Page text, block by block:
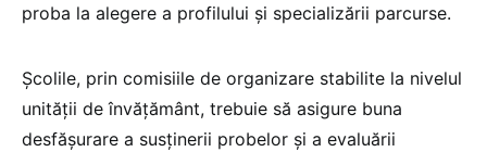
proba la alegere a profilului şi specializării parcurse.
Şcolile, prin comisiile de organizare stabilite la nivelul
unităţii de învăţământ, trebuie să asigure buna
desfăşurare a susţinerii probelor şi a evaluării